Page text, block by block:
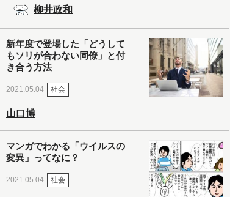
柳井政和
新年度で登場した「どうして
もソリが合わない同僚」と付
き合う方法
2021.05.04 社会
山口博
マンガでわかる「ウイルスの
変異」ってなに？
2021.05.04 社会